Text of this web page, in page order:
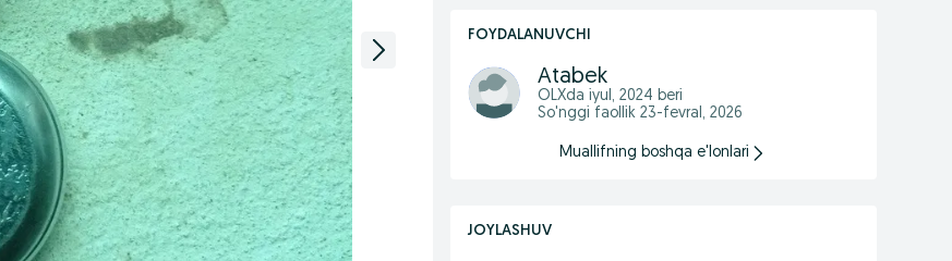
FOYDALANUVCHI
Atabek
OLXda iyul, 2024 beri
So'nggi faollik 23-fevral, 2026
Muallifning boshqa e'lonlari
JOYLASHUV